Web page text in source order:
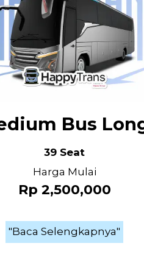
Bus
39 Seat
Harga Mulai
Rp 2,500,000
"Baca Selengkapnya"